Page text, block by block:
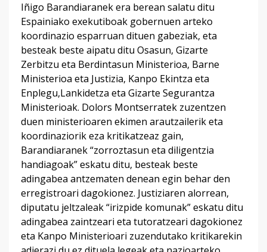
Iñigo Barandiaranek era berean salatu ditu
Espainiako exekutiboak gobernuen arteko
koordinazio esparruan dituen gabeziak, eta
besteak beste aipatu ditu Osasun, Gizarte
Zerbitzu eta Berdintasun Ministerioa, Barne
Ministerioa eta Justizia, Kanpo Ekintza eta
Enplegu,Lankidetza eta Gizarte Segurantza
Ministerioak. Dolors Montserratek zuzentzen
duen ministerioaren ekimen arautzailerik eta
koordinaziorik eza kritikatzeaz gain,
Barandiaranek “zorroztasun eta diligentzia
handiagoak” eskatu ditu, besteak beste
adingabea antzematen denean egin behar den
erregistroari dagokionez. Justiziaren alorrean,
diputatu jeltzaleak “irizpide komunak” eskatu ditu
adingabea zaintzeari eta tutoratzeari dagokionez
eta Kanpo Ministerioari zuzendutako kritikarekin